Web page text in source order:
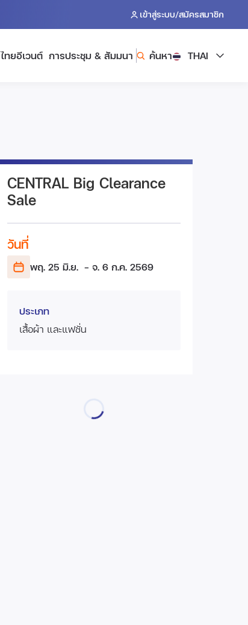
เข้าสู่ระบบ/สมัครสมาชิก
ไทยอีเวนต์ การประชุม & สัมมนา ค้นหา THAI
CENTRAL Big Clearance
Sale
วันที่
พฤ. 25 มิ.ย. - จ. 6 ก.ค. 2569
ประเภท
เสื้อผ้า และแฟชั่น